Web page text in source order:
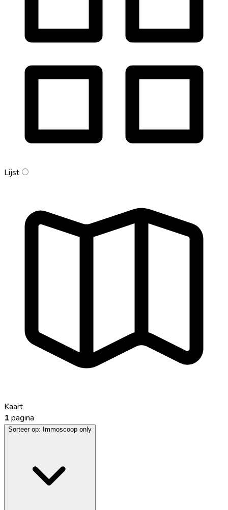
Lijst
Kaart
1 pagina
Sorteer op: Immoscoop only